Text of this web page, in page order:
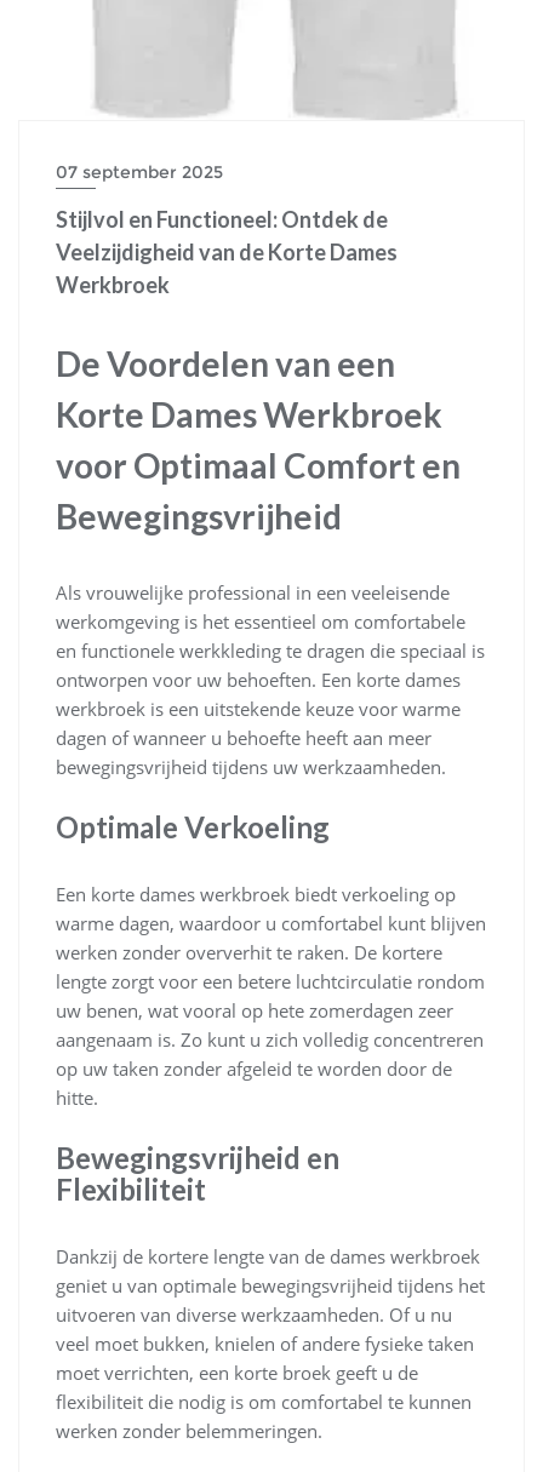
07 september 2025
Stijlvol en Functioneel: Ontdek de
Veelzijdigheid van de Korte Dames
Werkbroek
De Voordelen van een
Korte Dames Werkbroek
voor Optimaal Comfort en
Bewegingsvrijheid
Als vrouwelijke professional in een veeleisende
werkomgeving is het essentieel om comfortabele
en functionele werkkleding te dragen die speciaal is
ontworpen voor uw behoeften. Een korte dames
werkbroek is een uitstekende keuze voor warme
dagen of wanneer u behoefte heeft aan meer
bewegingsvrijheid tijdens uw werkzaamheden.
Optimale Verkoeling
Een korte dames werkbroek biedt verkoeling op
warme dagen, waardoor u comfortabel kunt blijven
werken zonder oververhit te raken. De kortere
lengte zorgt voor een betere luchtcirculatie rondom
uw benen, wat vooral op hete zomerdagen zeer
aangenaam is. Zo kunt u zich volledig concentreren
op uw taken zonder afgeleid te worden door de
hitte.
Bewegingsvrijheid en
Flexibiliteit
Dankzij de kortere lengte van de dames werkbroek
geniet u van optimale bewegingsvrijheid tijdens het
uitvoeren van diverse werkzaamheden. Of u nu
veel moet bukken, knielen of andere fysieke taken
moet verrichten, een korte broek geeft u de
flexibiliteit die nodig is om comfortabel te kunnen
werken zonder belemmeringen.